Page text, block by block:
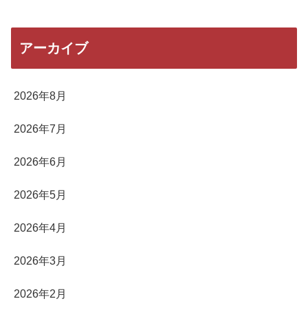
アーカイブ
2026年8月
2026年7月
2026年6月
2026年5月
2026年4月
2026年3月
2026年2月